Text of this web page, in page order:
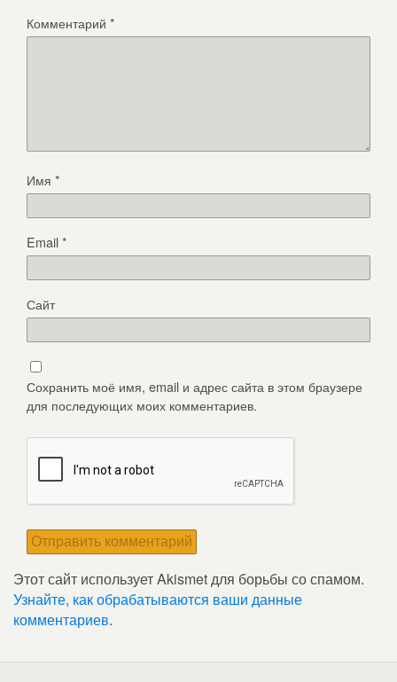
Комментарий *
Имя *
Email*
Сайт
Сохранить моё имя, email и адрес сайта в этом браузере
для последующих моих комментариев.
Этот сайт использует Akismet для борьбы со спамом.
Узнайте, как обрабатываются ваши данные
комментариев.